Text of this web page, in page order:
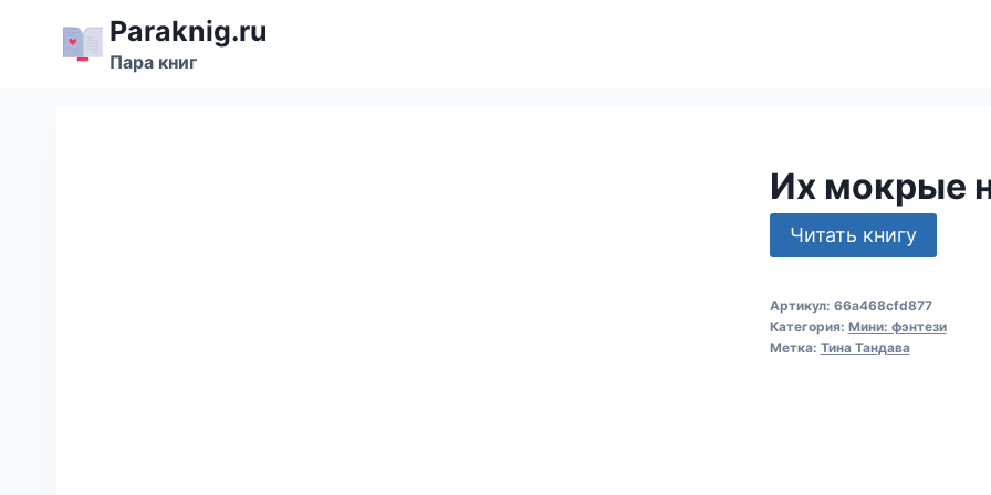
содержимому
Paraknig.ru
Пара книг
Их мокрые
Читать книгу
Артикул: 66a468cfd877
Категория: Мини: фэнтези
Метка: Тина Тандава